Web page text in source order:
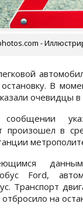
-
В
очевидцы в
произошел в
данным,
Ford,
Транспорт
на